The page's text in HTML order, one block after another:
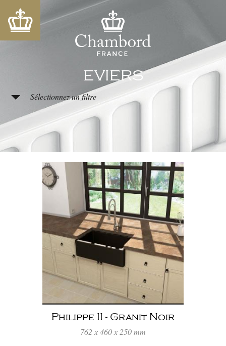
EVIERS
Sélectionnez un filtre
Philippe II - Granit Noir
762 x 460 x 250 mm